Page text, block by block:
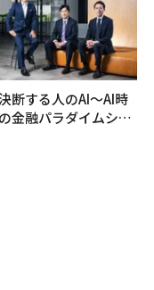
断する人のAI〜AI時
金融パラダイムシフ